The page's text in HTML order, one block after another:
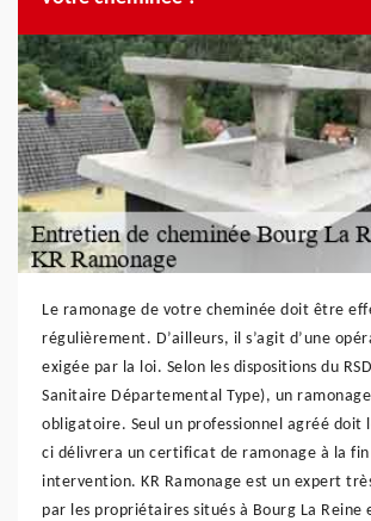
Le ramonage de votre cheminée doit être
régulièrement. D’ailleurs, il s’agit d’une
exigée par la loi. Selon les dispositions du
Sanitaire Départemental Type), un
obligatoire. Seul un professionnel agréé doit
ci délivrera un certificat de ramonage à la fin
intervention. KR Ramonage est un expert
par les propriétaires situés à Bourg La Reine